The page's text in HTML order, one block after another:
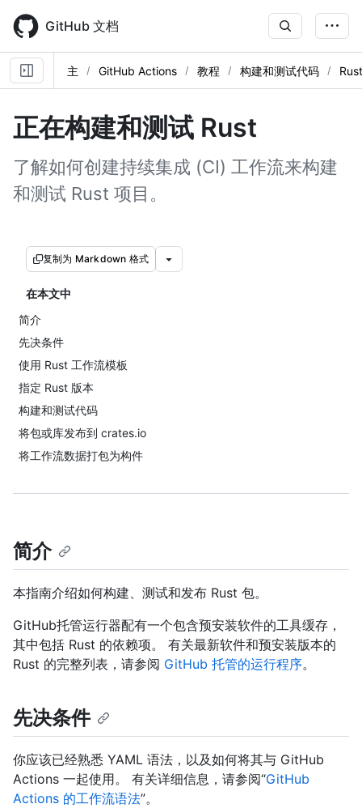
main
content
GitHub 文档
主 GitHub Actions 教程 构建和测试代码 Rust
正在构建和测试 Rust
了解如何创建持续集成 (CI) 工作流来构建
和测试 Rust 项目。
复制为 Markdown 格式
在本文中
简介
先决条件
使用 Rust 工作流模板
指定 Rust 版本
构建和测试代码
将包或库发布到 crates.io
将工作流数据打包为构件
简介
本指南介绍如何构建、测试和发布 Rust 包。
GitHub托管运行器配有一个包含预安装软件的工具缓存，
其中包括 Rust 的依赖项。 有关最新软件和预安装版本的
Rust 的完整列表，请参阅 GitHub 托管的运行程序。
先决条件
你应该已经熟悉 YAML 语法，以及如何将其与 GitHub
Actions 一起使用。 有关详细信息，请参阅“GitHub
Actions 的工作流语法”。